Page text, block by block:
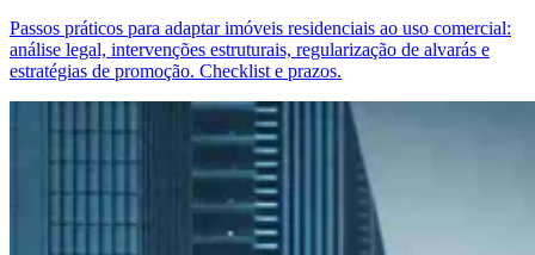
Passos práticos para adaptar imóveis residenciais ao uso comercial:
análise legal, intervenções estruturais, regularização de alvarás e
estratégias de promoção. Checklist e prazos.